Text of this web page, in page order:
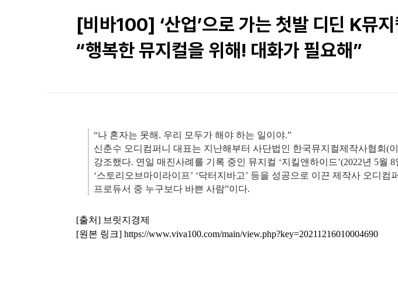
[비바100] ‘산업’으로 가는 첫발 디딘 K뮤
“행복한 뮤지컬을 위해! 대화가 필요해”
“나 혼자는 못해. 우리 모두가 해야 하는 일이야.”
신춘수 오디컴퍼니 대표는 지난해부터 사단법인 한국뮤지컬제작사협회(
강조했다. 연일 매진사례를 기록 중인 뮤지컬 ‘지킬앤하이드’(2022년 5월
‘스토리오브마이라이프’ ‘닥터지바고’ 등을 성공으로 이끈 제작사 오디
프로듀서 중 누구보다 바쁜 사람”이다.
[출처] 브릿지경제
[원본 링크] https://www.viva100.com/main/view.php?key=20211216010004690